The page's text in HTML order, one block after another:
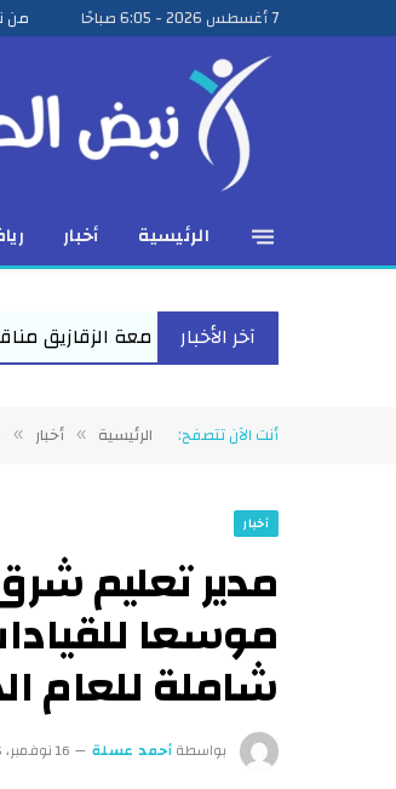
7 أغسطس 2026 - 6:05 صباحًا من
الرئيسية أخبار
آخر الأخبار
الزقازيق مناقشة رسالة ماجستير للباحث
أنت الآن تتصفح: الرئيسية » أخبار »
أخبار
مدير تعليم
موسعا
شاملة للعام
بواسطةأحمد عسلة 16 نوفمبر، 2025